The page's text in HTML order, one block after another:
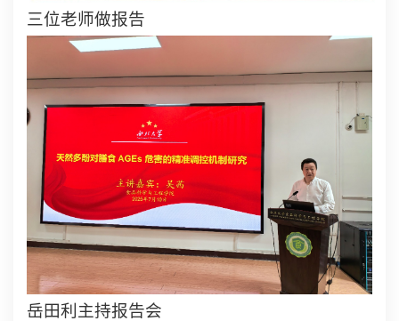
三位老师做报告
岳田利主持报告会